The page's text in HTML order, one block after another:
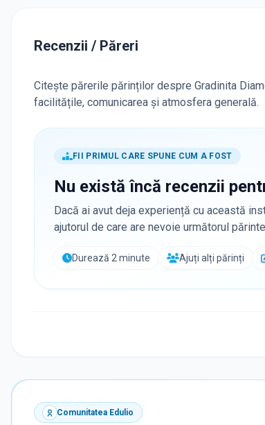
Recenzii / Păreri
Citește părerile părinților despre Gradinita
facilitățile, comunicarea și atmosfera generală.
FII PRIMUL CARE SPUNE CUM A FOST
Nu există încă recenzii
Dacă ai avut deja experiență cu această
ajutorul de care are nevoie următorul
Durează 2 minute Ajuți alți părinți
Comunitatea Edulio